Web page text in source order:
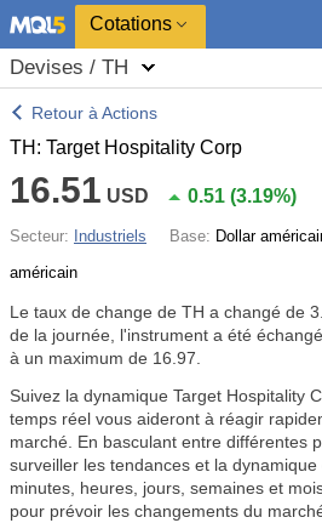
Cotations
Devises / TH
Retour à Actions
TH: Target Hospitality Corp
16.51 USD 0.51 (3.19%)
Secteur: Industriels Base: Dollar
américain
Le taux de change de TH a changé de
de la journée, l'instrument a été
à un maximum de 16.97.
Suivez la dynamique Target Hospitality
temps réel vous aideront à réagir
marché. En basculant entre différentes
surveiller les tendances et la
minutes, heures, jours, semaines et
pour prévoir les changements du